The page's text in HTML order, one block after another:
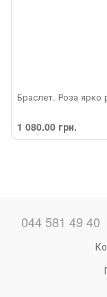
Браслет. Роза ярко
1 080.00 грн.
044 581 49 40